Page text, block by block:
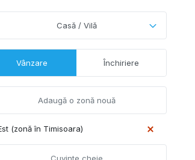
Casă / Vilă
Vânzare Închiriere
(zonă în Timisoara)